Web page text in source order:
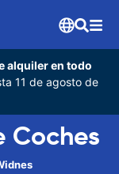
alquiler en todo
11 de agosto de
Coches